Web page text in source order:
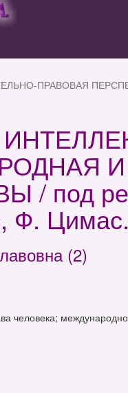
ПРАВОВАЯ
И
/ под
Ф.
(2)
человека;